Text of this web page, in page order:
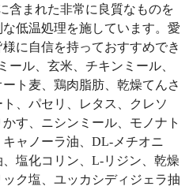
含まれた非常に良質なものを
低温処理を施しています。愛
に自信を持っておすすめでき
ール、玄米、チキンミール、
ト麦、鶏肉脂肪、乾燥てんさ
、パセリ、レタス、クレソ
す、ニシンミール、モノナト
ャノーラ油、DL-メチオニ
塩化コリン、L-リジン、乾燥
ク塩、ユッカシディジェラ抽